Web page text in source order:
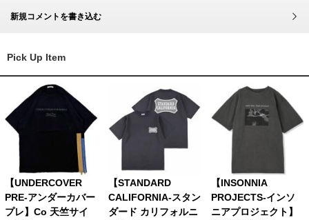
新規コメントを書き込む
Pick Up Item
【UNDERCOVER
PRE-アンダーカバー
プレ】Co 天竺サイ
【STANDARD
CALIFORNIA-スタン
ダード カリフォルニ
【INSONNIA
PROJECTS-インソ
ニアプロジェクト】